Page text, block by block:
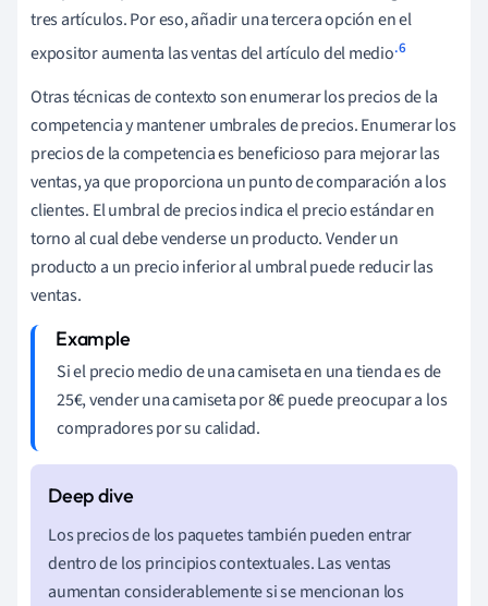
tres artículos. Por eso, añadir una tercera opción en el
expositor aumenta las ventas del artículo del medio.6
Otras técnicas de contexto son enumerar los precios de la
competencia y mantener umbrales de precios. Enumerar los
precios de la competencia es beneficioso para mejorar las
ventas, ya que proporciona un punto de comparación a los
clientes. El umbral de precios indica el precio estándar en
torno al cual debe venderse un producto. Vender un
producto a un precio inferior al umbral puede reducir las
ventas.
Si el precio medio de una camiseta en una tienda es de
25€, vender una camiseta por 8€ puede preocupar a los
compradores por su calidad.
Los precios de los paquetes también pueden entrar
dentro de los principios contextuales. Las ventas
aumentan considerablemente si se mencionan los